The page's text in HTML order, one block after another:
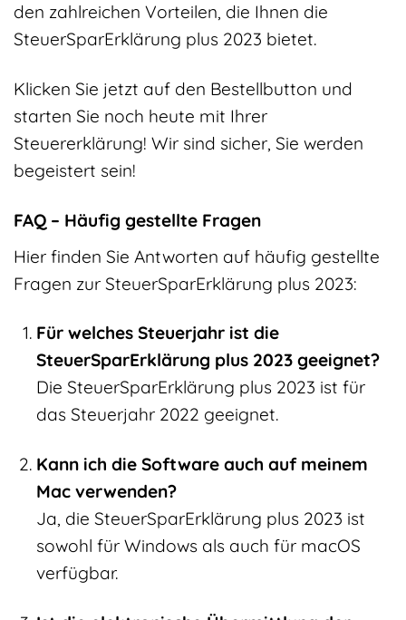
den zahlreichen Vorteilen, die Ihnen die
SteuerSparErklärung plus 2023 bietet.
Klicken Sie jetzt auf den Bestellbutton und
starten Sie noch heute mit Ihrer
Steuererklärung! Wir sind sicher, Sie werden
begeistert sein!
FAQ – Häufig gestellte Fragen
Hier finden Sie Antworten auf häufig gestellte
Fragen zur SteuerSparErklärung plus 2023:
Für welches Steuerjahr ist die
SteuerSparErklärung plus 2023 geeignet?
Die SteuerSparErklärung plus 2023 ist für
das Steuerjahr 2022 geeignet.
Kann ich die Software auch auf meinem
Mac verwenden?
Ja, die SteuerSparErklärung plus 2023 ist
sowohl für Windows als auch für macOS
verfügbar.